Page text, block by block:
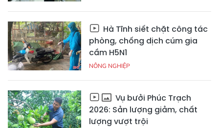
Hà Tĩnh siết chặt công tác
phòng, chống dịch cúm gia
cầm H5N1
NÔNG NGHIỆP
Vụ bưởi Phúc Trạch
2026: Sản lượng giảm, chất
lượng vượt trội